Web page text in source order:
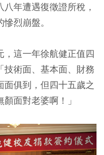
年遭遇復徵證所稅，
烈崩盤。
，這一年徐航健正值四
技術面、基本面、財務
俱到，但四十五歲之
面對老婆啊！」